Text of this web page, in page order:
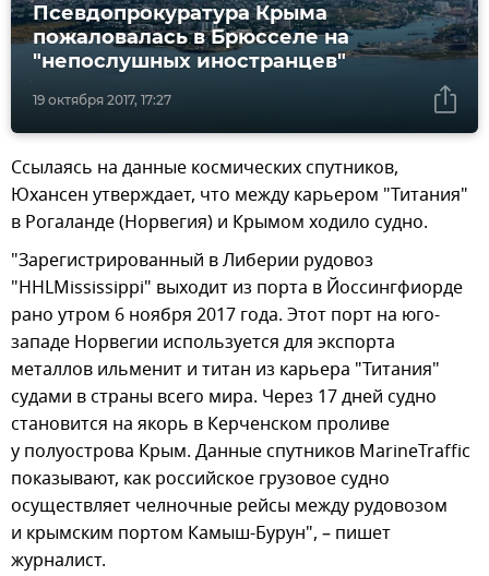
19 октября 2017, 17:27
Псевдопрокуратура Крыма
пожаловалась в Брюсселе на
"непослушных иностранцев"
Ссылаясь на данные космических спутников,
Юхансен утверждает, что между карьером "Титания"
в Рогаланде (Норвегия) и Крымом ходило судно.
"Зарегистрированный в Либерии рудовоз
"HHLMississippi" выходит из порта в Йоссингфиорде
рано утром 6 ноября 2017 года. Этот порт на юго-
западе Норвегии используется для экспорта
металлов ильменит и титан из карьера "Титания"
судами в страны всего мира. Через 17 дней судно
становится на якорь в Керченском проливе
у полуострова Крым. Данные спутников MarineTraffic
показывают, как российское грузовое судно
осуществляет челночные рейсы между рудовозом
и крымским портом Камыш-Бурун", – пишет
журналист.